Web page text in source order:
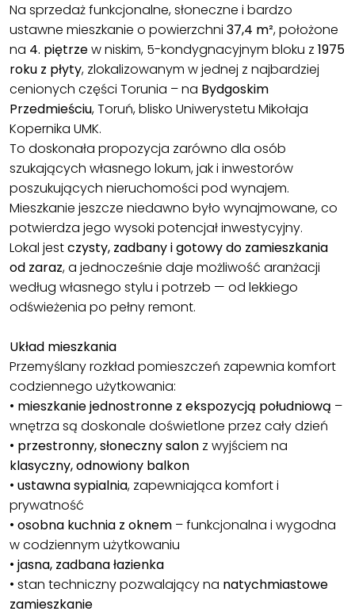
Na sprzedaż funkcjonalne, słoneczne i bardzo
ustawne mieszkanie o powierzchni 37,4 m², położone
na 4. piętrzew niskim, 5-kondygnacyjnym bloku z 1975
roku z płyty, zlokalizowanym w jednej z najbardziej
cenionych części Torunia – na Bydgoskim
Przedmieściu, Toruń, blisko Uniwerystetu Mikołaja
Kopernika UMK.
To doskonała propozycja zarówno dla osób
szukających własnego lokum, jak i inwestorów
poszukujących nieruchomości pod wynajem.
Mieszkanie jeszcze niedawno było wynajmowane, co
potwierdza jego wysoki potencjał inwestycyjny.
Lokal jestczysty, zadbany i gotowy do zamieszkania
od zaraz, a jednocześnie daje możliwość aranżacji
według własnego stylu i potrzeb — od lekkiego
odświeżenia po pełny remont.
Układ mieszkania
Przemyślany rozkład pomieszczeń zapewnia komfort
codziennego użytkowania:
• mieszkanie jednostronne z ekspozycją południową –
wnętrza są doskonale doświetlone przez cały dzień
• przestronny, słoneczny salon z wyjściem na
klasyczny, odnowiony balkon
• ustawna sypialnia, zapewniająca komfort i
prywatność
• osobna kuchnia z oknem – funkcjonalna i wygodna
w codziennym użytkowaniu
• jasna, zadbana łazienka
• stan techniczny pozwalający na natychmiastowe
zamieszkanie